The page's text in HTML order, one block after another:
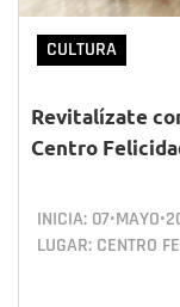
CULTURA
Revitalízate
Centro
INICIA:
LUGAR: CENTRO